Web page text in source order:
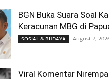
BGN Buka Suara Soal
Keracunan MBG di
SOSIAL & BUDAYA August 7,
Viral Komentar